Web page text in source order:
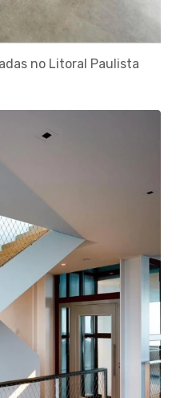
no Litoral Paulista